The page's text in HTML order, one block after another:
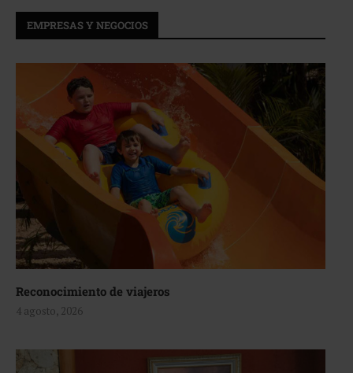
EMPRESAS Y NEGOCIOS
Reconocimiento de viajeros
4 agosto, 2026